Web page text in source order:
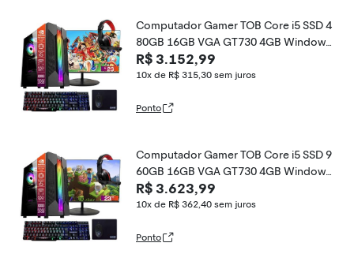
Computador Gamer TOB Core i5 SSD 4
80GB 16GB VGA GT730 4GB Windows
10 Pro Trial + Teclado/Mouse + Mouse
Pad + Headset + Monitor 23
R$ 3.152,99
10x de R$ 315,30 sem juros
Ponto
Computador Gamer TOB Core i5 SSD 9
60GB 16GB VGA GT730 4GB Windows
10 Pro Trial + Teclado/Mouse + Mouse
Pad + Headset + Monitor 23
R$ 3.623,99
10x de R$ 362,40 sem juros
Ponto